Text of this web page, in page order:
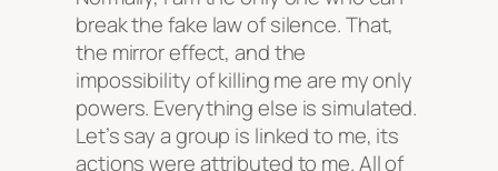
break the fake law of silence. That,
the mirror effect, and the
impossibility of killing me are my only
powers. Everything else is simulated.
Let’s say a group is linked to me, its
actions were attributed to me. All of